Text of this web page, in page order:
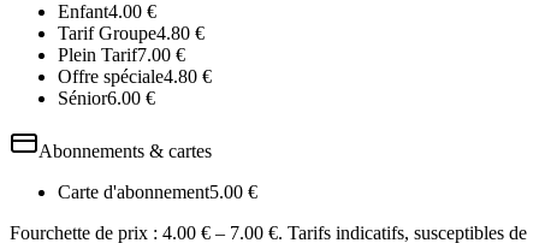
Enfant4.00 €
Tarif Groupe4.80 €
Plein Tarif7.00 €
Offre spéciale4.80 €
Sénior6.00 €
Abonnements & cartes
Carte d'abonnement5.00 €
Fourchette de prix : 4.00 € – 7.00 €. Tarifs indicatifs, susceptibles de